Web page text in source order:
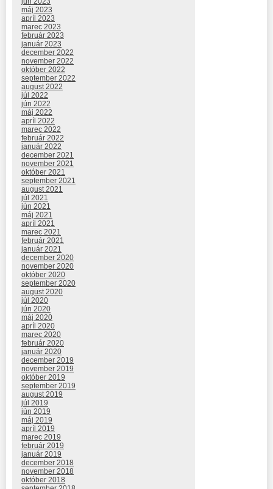
máj 2023
apríl 2023
marec 2023
február 2023
január 2023
december 2022
november 2022
október 2022
september 2022
august 2022
júl 2022
jún 2022
máj 2022
apríl 2022
marec 2022
február 2022
január 2022
december 2021
november 2021
október 2021
september 2021
august 2021
júl 2021
jún 2021
máj 2021
apríl 2021
marec 2021
február 2021
január 2021
december 2020
november 2020
október 2020
september 2020
august 2020
júl 2020
jún 2020
máj 2020
apríl 2020
marec 2020
február 2020
január 2020
december 2019
november 2019
október 2019
september 2019
august 2019
júl 2019
jún 2019
máj 2019
apríl 2019
marec 2019
február 2019
január 2019
december 2018
november 2018
október 2018